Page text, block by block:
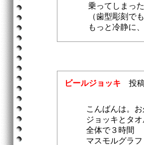
乗ってしまっ
（歯型彫刻で
もっと冷静に
ビールジョッキ 投稿
こんばんは。お
ジョッキとタ
全体で３時間
マスモルグラ